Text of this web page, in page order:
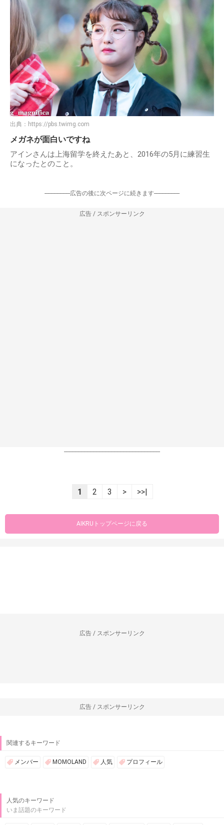
出典： https://pbs.twimg.com
メガネが面白いですね
アインさんは上海留学を終えたあと、2016年の5月に練習生
になったとのこと。
-----------------広告の後に次ページに続きます-----------------
広告 / スポンサーリンク
----------------------------------------------------------------
1 2 3 > >>|
AIKRUトップページに戻る
広告 / スポンサーリンク
広告 / スポンサーリンク
関連するキーワード
メンバー MOMOLAND 人気 プロフィール
人気のキーワード
いま話題のキーワード